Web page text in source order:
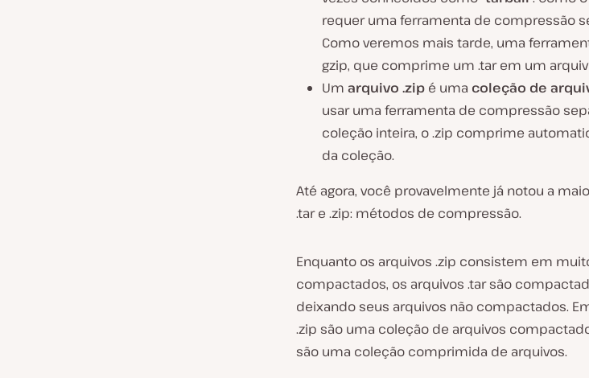
requer uma ferramenta de compressão
Como veremos mais tarde, uma
gzip, que comprime um .tar em um
Um arquivo .zip é uma coleção de
usar uma ferramenta de compressão
coleção inteira, o .zip comprime
da coleção.
Até agora, você provavelmente já notou a
.tar e .zip: métodos de compressão.
Enquanto os arquivos .zip consistem em
compactados, os arquivos .tar são
deixando seus arquivos não compactados.
.zip são uma coleção de arquivos
são uma coleção comprimida de arquivos.